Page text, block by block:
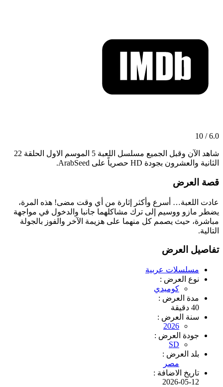
6.0 / 10
شاهد الآن وقبل الجميع مسلسل اللعبة 5 الموسم الاول الحلقة 22
الثانية والعشرون بجودة HD حصرياً على ArabSeed.
قصة العرض
عادت اللعبة… أسرع وأكثر إثارة من أي وقت مضى! هذه المرة،
يضطر مازو ووسيم إلى ترك مشاكلهما جانبا والدخول في مواجهة
مباشرة، حيث يصمم كل منهما على هزيمة الآخر والفوز بالجولة
التالية.
تفاصيل العرض
مسلسلات عربية
نوع العرض :
كوميدي
مدة العرض :
40 دقيقة
سنة العرض :
2026
جودة العرض :
SD
بلد العرض :
مصر
تاريخ الاضافة :
2026-05-12